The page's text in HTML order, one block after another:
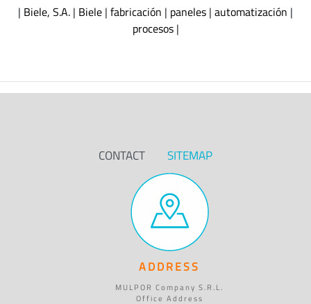
| Biele, S.A. | Biele | fabricación | paneles | automatización |
procesos|
CONTACT SITEMAP
ADDRESS
MULPOR Company S.R.L.
Office Address